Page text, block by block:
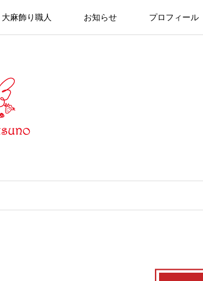
大麻飾り職人 お知らせ プロフィール